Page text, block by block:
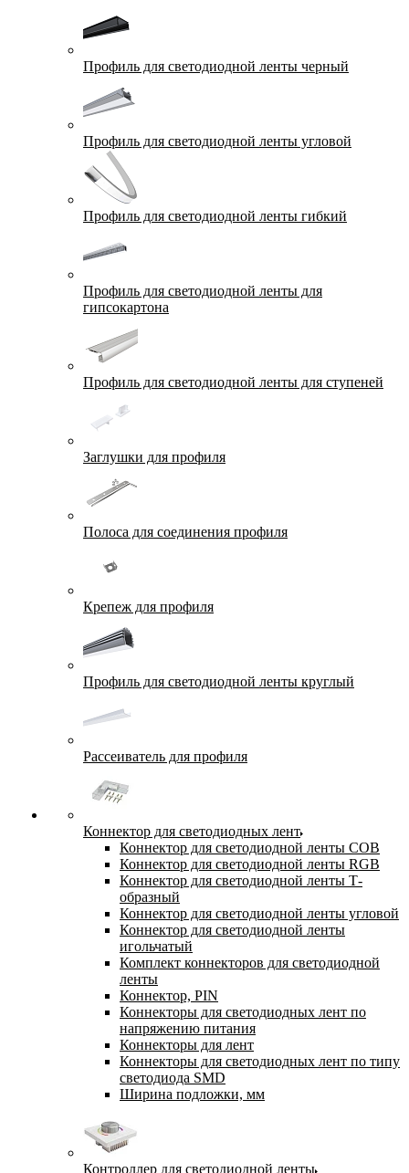
Профиль для светодиодной ленты черный
Профиль для светодиодной ленты угловой
Профиль для светодиодной ленты гибкий
Профиль для светодиодной ленты для
гипсокартона
Профиль для светодиодной ленты для ступеней
Заглушки для профиля
Полоса для соединения профиля
Крепеж для профиля
Профиль для светодиодной ленты круглый
Рассеиватель для профиля
Коннектор для светодиодных лент
Коннектор для светодиодной ленты COB
Коннектор для светодиодной ленты RGB
Коннектор для светодиодной ленты Т-
образный
Коннектор для светодиодной ленты угловой
Коннектор для светодиодной ленты
игольчатый
Комплект коннекторов для светодиодной
ленты
Коннектор, PIN
Коннекторы для светодиодных лент по
напряжению питания
Коннекторы для лент
Коннекторы для светодиодных лент по типу
светодиода SMD
Ширина подложки, мм
Контроллер для светодиодной ленты